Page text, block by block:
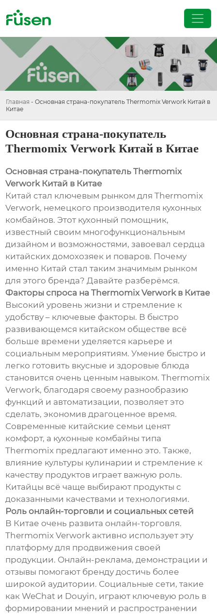
Главная - Основная страна-покупатель Thermomix Verwork Китай в
Китае
Основная страна-покупатель
Thermomix Verwork Китай в Китае
Основная страна-покупатель Thermomix
Verwork Китай в Китае
Китай стал ключевым рынком для Thermomix
Verwork, немецкого производителя кухонных
комбайнов. Этот кухонный помощник,
известный своим многофункциональным
дизайном и возможностями, завоевал сердца
китайских домохозяек и поваров. Почему
именно Китай стал таким значимым рынком
для этого бренда? Давайте разберёмся.
Факторы спроса на Thermomix Verwork в Китае
Высокий уровень жизни и стремление к
удобству – ключевые факторы. В быстро
развивающемся китайском обществе всё
больше времени уделяется карьере и
социальным мероприятиям. Умение быстро и
легко готовить вкусные и здоровые блюда
становится очень ценным навыком. Thermomix
Verwork, благодаря своему разнообразию
функций и автоматизации, позволяет это
сделать, экономив драгоценное время.
Современные китайские семьи ценят
комфорт, а кухонные комбайны типа
Thermomix предлагают именно это. Также,
влияние культуры кулинарии и стремление к
качеству продуктов играет важную роль.
Китайцы всё чаще выбирают продукты с
доказанными качествами и технологиями.
Роль онлайн-торговли и социальных сетей
В Китае очень развита онлайн-торговля.
Thermomix Verwork активно использует эту
платформу для продвижения своей
продукции. Онлайн-реклама, демонстрации и
отзывы помогают бренду достичь более
широкой аудитории. Социальные сети, такие
как WeChat и Douyin, играют ключевую роль в
формировании мнений и распространении